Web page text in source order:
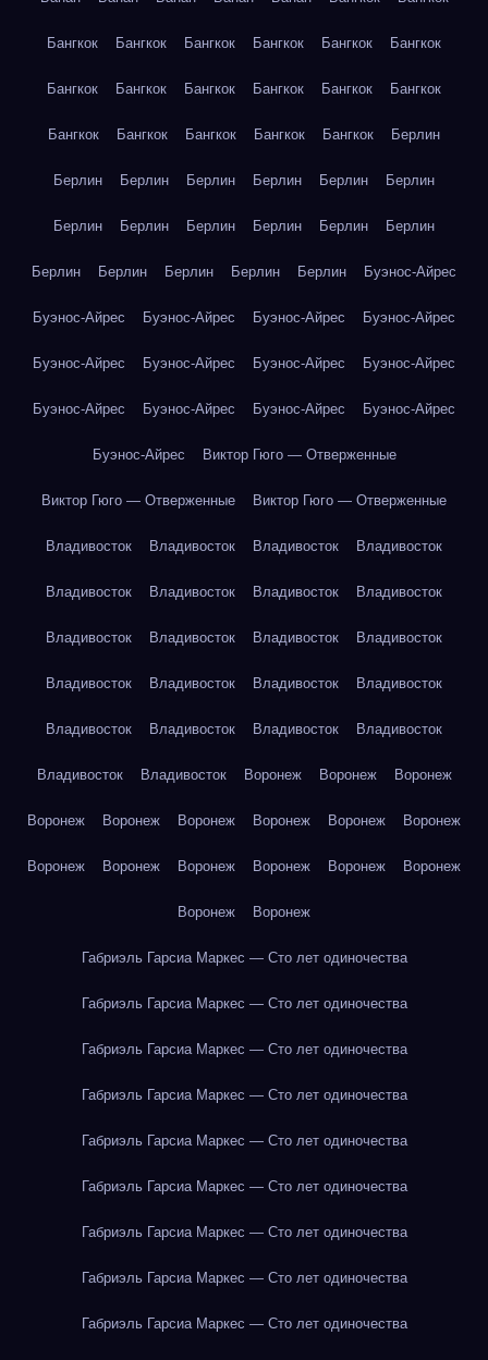
Бангкок Бангкок Бангкок Бангкок Бангкок Бангкок
Бангкок Бангкок Бангкок Бангкок Бангкок Бангкок
Бангкок Бангкок Бангкок Бангкок Бангкок Берлин
Берлин Берлин Берлин Берлин Берлин Берлин
Берлин Берлин Берлин Берлин Берлин Берлин
Берлин Берлин Берлин Берлин Берлин Буэнос-Айрес
Буэнос-Айрес Буэнос-Айрес Буэнос-Айрес Буэнос-Айрес
Буэнос-Айрес Буэнос-Айрес Буэнос-Айрес Буэнос-Айрес
Буэнос-Айрес Буэнос-Айрес Буэнос-Айрес Буэнос-Айрес
Буэнос-Айрес Виктор Гюго — Отверженные
Виктор Гюго — Отверженные Виктор Гюго — Отверженные
Владивосток Владивосток Владивосток Владивосток
Владивосток Владивосток Владивосток Владивосток
Владивосток Владивосток Владивосток Владивосток
Владивосток Владивосток Владивосток Владивосток
Владивосток Владивосток Владивосток Владивосток
Владивосток Владивосток Воронеж Воронеж Воронеж
Воронеж Воронеж Воронеж Воронеж Воронеж Воронеж
Воронеж Воронеж Воронеж Воронеж Воронеж Воронеж
Воронеж Воронеж
Габриэль Гарсиа Маркес — Сто лет одиночества
Габриэль Гарсиа Маркес — Сто лет одиночества
Габриэль Гарсиа Маркес — Сто лет одиночества
Габриэль Гарсиа Маркес — Сто лет одиночества
Габриэль Гарсиа Маркес — Сто лет одиночества
Габриэль Гарсиа Маркес — Сто лет одиночества
Габриэль Гарсиа Маркес — Сто лет одиночества
Габриэль Гарсиа Маркес — Сто лет одиночества
Габриэль Гарсиа Маркес — Сто лет одиночества